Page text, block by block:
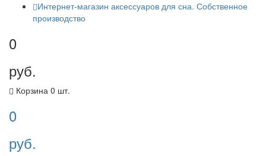
Интернет-магазин аксессуаров для сна. Собственное
производство
0
руб.
Корзина 0 шт.
0
руб.